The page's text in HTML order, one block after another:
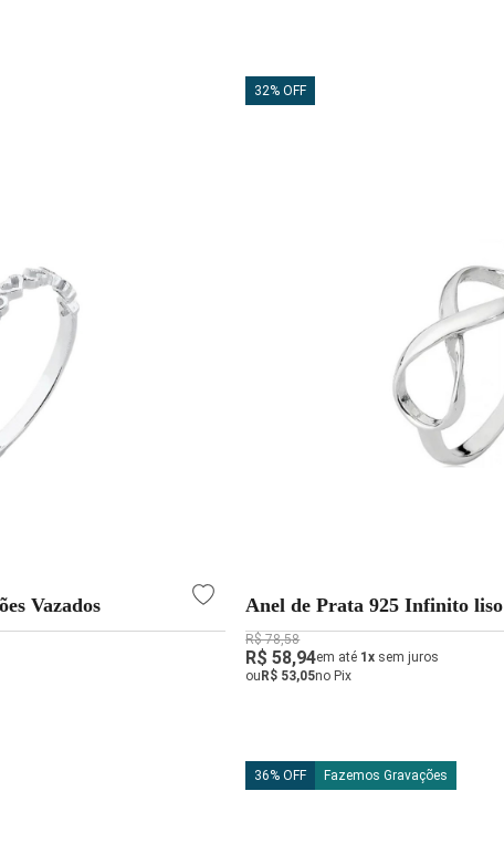
Vazados
32% OFF
Anel de Prata 925 Infinito liso
R$ 78,58
R$ 58,94em até 1x sem juros
ou R$ 53,05no Pix
36% OFF Fazemos Gravações